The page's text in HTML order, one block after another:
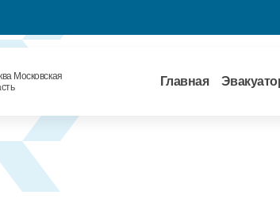
Московская
Главная